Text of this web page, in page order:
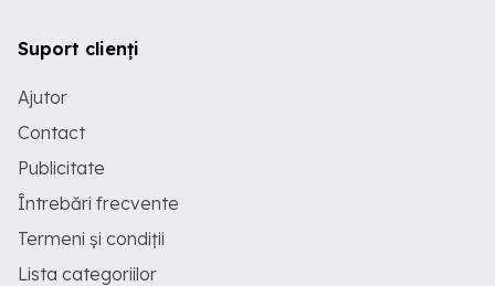
Suport clienți
Ajutor
Contact
Publicitate
Întrebări frecvente
Termeni și condiții
Lista categoriilor